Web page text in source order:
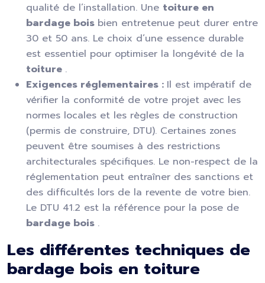
qualité de l’installation. Une toiture en
bardage bois bien entretenue peut durer entre
30 et 50 ans. Le choix d’une essence durable
est essentiel pour optimiser la longévité de la
toiture .
Exigences réglementaires : Il est impératif de
vérifier la conformité de votre projet avec les
normes locales et les règles de construction
(permis de construire, DTU). Certaines zones
peuvent être soumises à des restrictions
architecturales spécifiques. Le non-respect de la
réglementation peut entraîner des sanctions et
des difficultés lors de la revente de votre bien.
Le DTU 41.2 est la référence pour la pose de
bardage bois .
Les différentes techniques de
bardage bois en toiture